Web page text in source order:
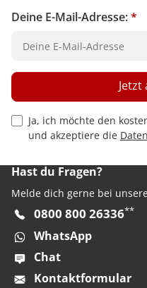
Deine E-Mail-Adresse:*
Privacy Policy Checkbox
Ja, ich möchte den
und akzeptiere die
Jetzt
Hast du Fragen?
Melde dich gerne bei
0800 800 26336**
WhatsApp
Chat
Kontaktformular